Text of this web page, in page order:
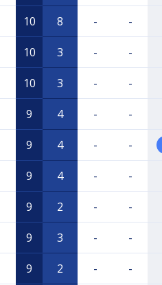
10 8 - -
10 3 - -
10 3 - -
9 4 - -
9 4 - -
9 4 - -
9 2 - -
9 3 - -
9 2 - -